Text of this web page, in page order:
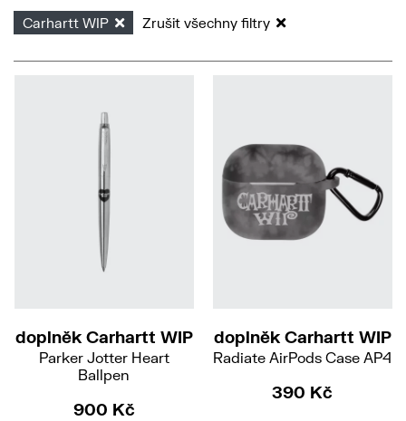
Carhartt WIP Zrušit všechny filtry
doplněk Carhartt WIP
Parker Jotter Heart
Ballpen
900 Kč
doplněk Carhartt WIP
Radiate AirPods Case AP4
390 Kč